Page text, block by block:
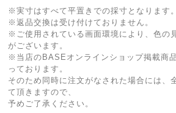
※実寸はすべて平置きでの採寸となります。
※返品交換は受け付けておりません。
※ご使用されている画面環境により、色の
がございます。
※当店のBASEオンラインショップ掲載商
っております。
そのため同時に注文がなされた場合には、
て頂きますので、
予めご了承ください。